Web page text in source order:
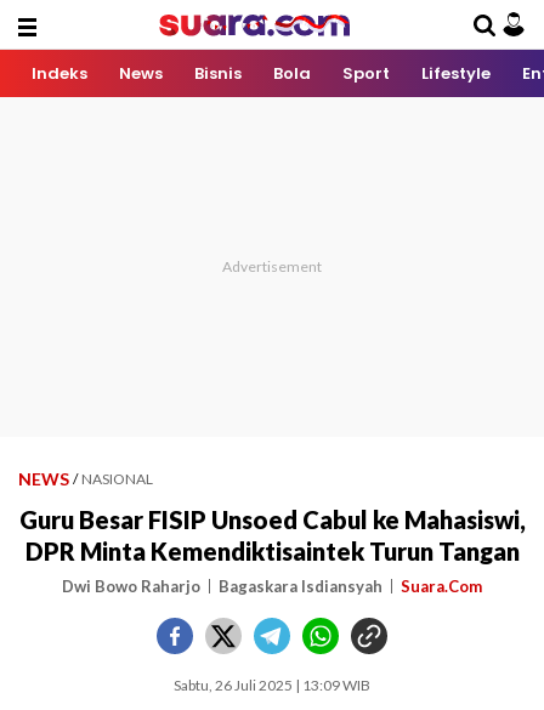
Indeks News Bisnis Bola Sport Lifestyle
NEWS / NASIONAL
Guru Besar FISIP Unsoed Cabul ke Mahasiswi,
DPR Minta Kemendiktisaintek Turun Tangan
Dwi Bowo Raharjo Bagaskara Isdiansyah Suara.Com
Sabtu, 26 Juli 2025 | 13:09 WIB